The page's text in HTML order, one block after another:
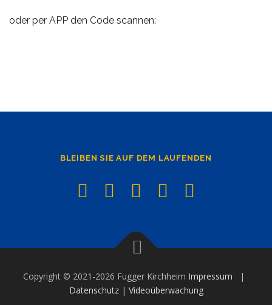
oder per APP den Code scannen:
BLEIBEN SIE AUF DEM LAUFENDEN
Copyright © 2021-2026 Fugger Kirchheim Impressum |
Datenschutz| Videoüberwachung